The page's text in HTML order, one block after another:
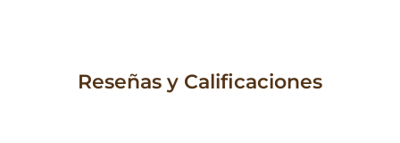
Reseñas y Calificaciones